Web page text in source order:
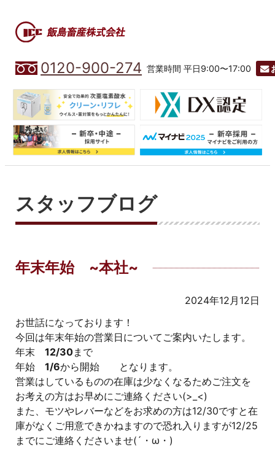
0120-900-274 営業時間 平日9:00〜17:00
スタッフブログ
年末年始 ~本社~
2024年12月12日
お世話になっております！
今回は年末年始の営業日についてご案内いたします。
年末12/30まで
年始1/6から開始 となります。
営業はしているものの在庫は少なくなるためご注文を
お考えの方はお早めにご連絡ください(>_<)
また、モツやレバーなどをお求めの方は12/30ですと在
庫がなくご用意できかねますので恐れ入りますが12/25
までにご連絡くださいませ(´・ω・)